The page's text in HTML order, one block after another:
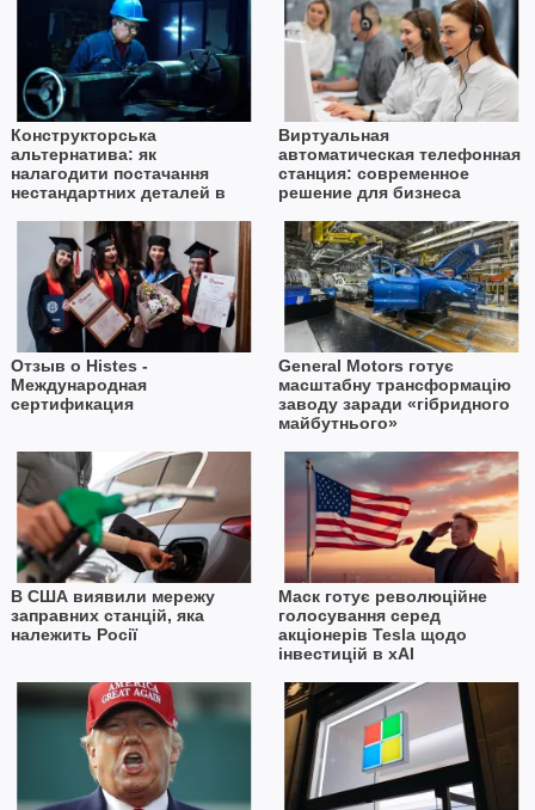
Конструкторська
альтернатива: як
налагодити постачання
нестандартних деталей в
Виртуальная
автоматическая телефонная
станция: современное
решение для бизнеса
Отзыв о Histes -
Международная
сертификация
General Motors готує
масштабну трансформацію
заводу заради «гібридного
майбутнього»
В США виявили мережу
заправних станцій, яка
належить Росії
Маск готує революційне
голосування серед
акціонерів Tesla щодо
інвестицій в xAI